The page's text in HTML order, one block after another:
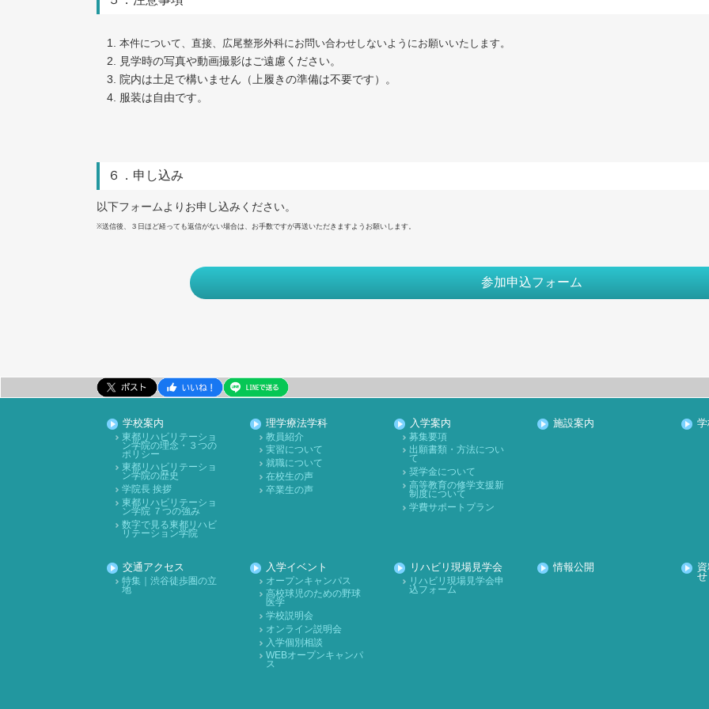
本件について、直接、広尾整形外科にお問い合わせしないようにお願いいたします。
見学時の写真や動画撮影はご遠慮ください。
院内は土足で構いません（上履きの準備は不要です）。
服装は自由です。
６．申し込み
以下フォームよりお申し込みください。
※送信後、３日ほど経っても返信がない場合は、お手数ですが再送いただきますようお願いします。
参加申込フォーム
学校案内
東都リハビリテーショ
ン学院の理念・３つの
ポリシー
東都リハビリテーショ
ン学院の歴史
学院長 挨拶
東都リハビリテーショ
ン学院 ７つの強み
数字で見る東都リハビ
リテーション学院
理学療法学科
教員紹介
実習について
就職について
在校生の声
卒業生の声
入学案内
募集要項
出願書類・方法につい
て
奨学金について
高等教育の修学支援新
制度について
学費サポートプラン
施設案内
交通アクセス
特集｜渋谷徒歩圏の立
地
入学イベント
オープンキャンパス
高校球児のための野球
医学
学校説明会
オンライン説明会
入学個別相談
WEBオープンキャンパ
ス
リハビリ現場見学会
リハビリ現場見学会申
込フォーム
情報公開
せ